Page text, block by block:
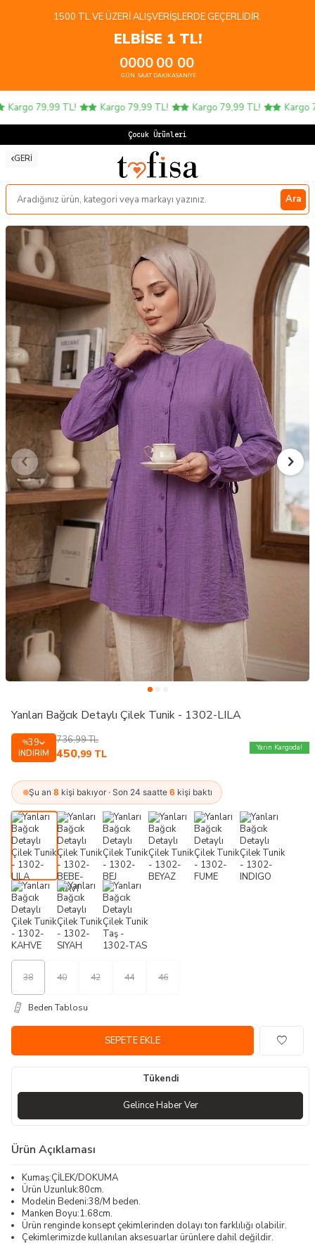
1500 TL VE ÜZERI ALIŞVERIŞLERDE GEÇERLIDIR.
ELBİSE 1 TL!
00
GÜN
00
SAAT
00
DAKIKA
00
SANIYE
79,99 TL! Kargo 79,99 TL! Kargo 79,99 TL! Kargo
Çocuk Ürünlerinde
GERI
Ara
Yanları Bağcık Detaylı Çilek Tunik - 1302-LILA
%39
İNDIRIM
736,99TL
450,99 TL
Yarın Kargoda!
Şu an 8 kişi bakıyor · Son 24 saatte 6 kişi baktı
38 40 42 44 46
Beden Tablosu
SEPETE EKLE
Tükendi
Gelince Haber Ver
Ürün Açıklaması
Kumaş:ÇİLEK/DOKUMA
Ürün Uzunluk:80cm.
Modelin Bedeni:38/M beden.
Manken Boyu:1.68cm.
Ürün renginde konsept çekimlerinden dolayı ton farklılığı olabilir.
Çekimlerimizde kullanılan aksesuarlar ürünlere dahil değildir.